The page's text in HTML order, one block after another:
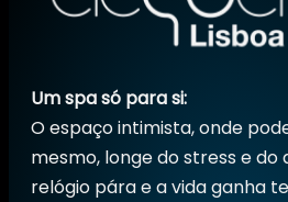
Um spa só para si:
O espaço intimista, onde
mesmo, longe do stress e do
relógio pára e a vida ganha